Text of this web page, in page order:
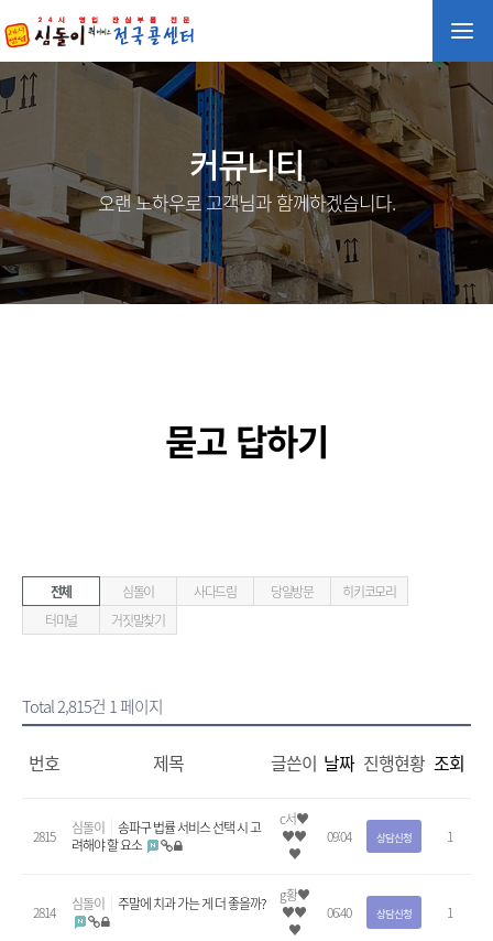
커뮤니티
오랜 노하우로 고객님과 함께하겠습니다.
묻고 답하기
전체 심돌이 사다드림 당일방문
히키코모리
터미널
거짓말찾기
Total 2,815건 1 페이지
번호 제목 글쓴이 날짜 진행현황 조회
2815 심돌이
송파구 법률 서비스 선택 시 고
려해야 할 요소
c서♥
♥♥
♥
09:04 상담신청 1
2814 심돌이 주말에 치과 가는 게 더 좋을까?
g황♥
♥♥
♥
06:40 상담신청 1